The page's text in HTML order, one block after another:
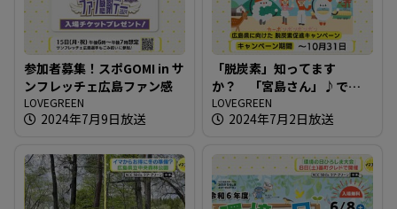
参加者募集！スポGOMI in サ
ンフレッチェ広島ファン感
LOVEGREEN
2024年7月9日放送
「脱炭素」知ってます
か？ 「宮島さん」♪でキ
ャンペーン
LOVEGREEN
2024年7月2日放送